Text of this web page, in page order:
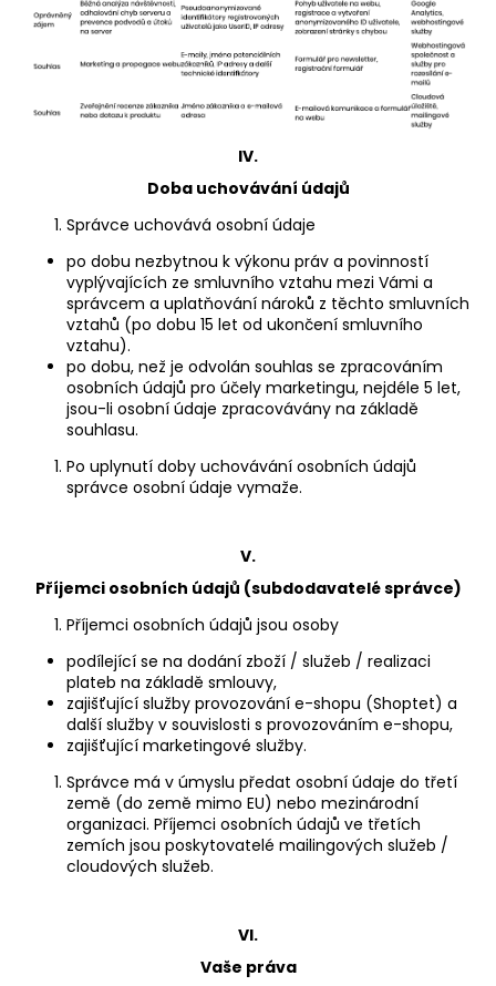
IV.
Doba uchovávání údajů
Správce uchovává osobní údaje
po dobu nezbytnou k výkonu práv a povinností
vyplývajících ze smluvního vztahu mezi Vámi a
správcem a uplatňování nároků z těchto smluvních
vztahů (po dobu 15 let od ukončení smluvního
vztahu).
po dobu, než je odvolán souhlas se zpracováním
osobních údajů pro účely marketingu, nejdéle 5 let,
jsou-li osobní údaje zpracovávány na základě
souhlasu.
Po uplynutí doby uchovávání osobních údajů
správce osobní údaje vymaže.
V.
Příjemci osobních údajů (subdodavatelé správce)
Příjemci osobních údajů jsou osoby
podílející se na dodání zboží / služeb / realizaci
plateb na základě smlouvy,
zajišťující služby provozování e-shopu (Shoptet) a
další služby v souvislosti s provozováním e-shopu,
zajišťující marketingové služby.
Správce má v úmyslu předat osobní údaje do třetí
země (do země mimo EU) nebo mezinárodní
organizaci. Příjemci osobních údajů ve třetích
zemích jsou poskytovatelé mailingových služeb /
cloudových služeb.
VI.
Vaše práva